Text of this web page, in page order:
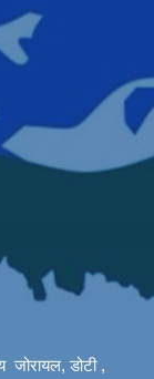
जोरायल, डोटी ,